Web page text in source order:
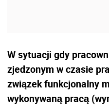
W sytuacji gdy
zjedzonym w czasie
związek funkcjonalny
wykonywaną pracą